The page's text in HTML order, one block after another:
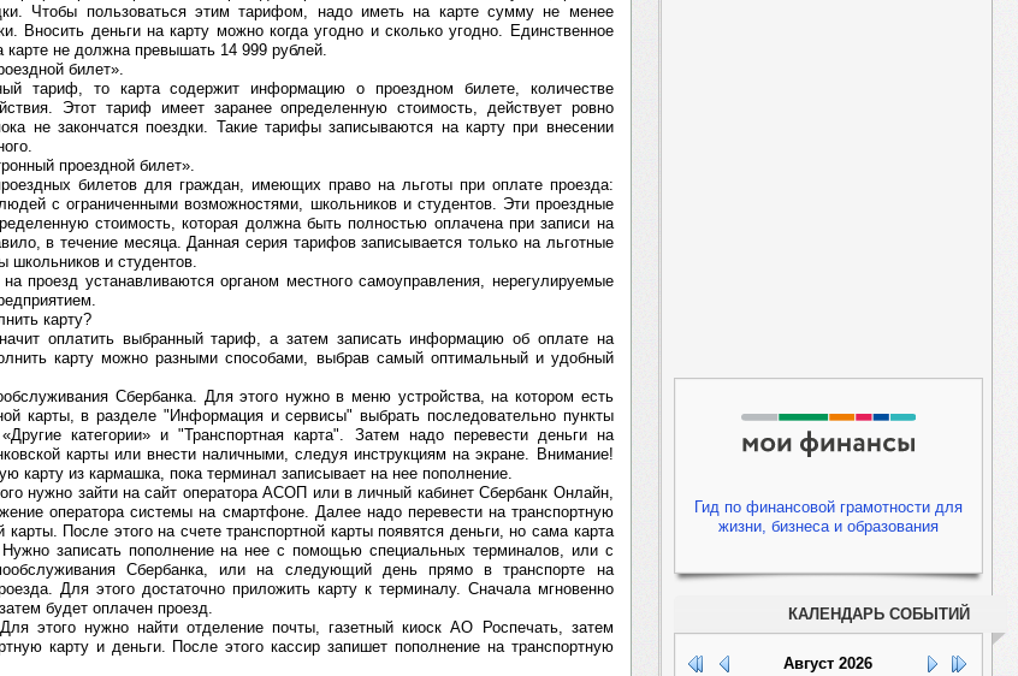
Чтобы пользоваться этим тарифом, надо иметь на карте сумму не менее
Вносить деньги на карту можно когда угодно и сколько угодно. Единственное
не должна превышать 14 999 рублей.
билет».
тариф, то карта содержит информацию о проездном билете, количестве
Этот тариф имеет заранее определенную стоимость, действует ровно
не закончатся поездки. Такие тарифы записываются на карту при внесении
проездной билет».
билетов для граждан, имеющих право на льготы при оплате проезда:
с ограниченными возможностями, школьников и студентов. Эти проездные
стоимость, которая должна быть полностью оплачена при записи на
в течение месяца. Данная серия тарифов записывается только на льготные
школьников и студентов.
проезд устанавливаются органом местного самоуправления, нерегулируемые
карту?
оплатить выбранный тариф, а затем записать информацию об оплате на
карту можно разными способами, выбрав самый оптимальный и удобный
Сбербанка. Для этого нужно в меню устройства, на котором есть
карты, в разделе "Информация и сервисы" выбрать последовательно пункты
категории» и "Транспортная карта". Затем надо перевести деньги на
карты или внести наличными, следуя инструкциям на экране. Внимание!
карту из кармашка, пока терминал записывает на нее пополнение.
нужно зайти на сайт оператора АСОП или в личный кабинет Сбербанк Онлайн,
оператора системы на смартфоне. Далее надо перевести на транспортную
карты. После этого на счете транспортной карты появятся деньги, но сама карта
записать пополнение на нее с помощью специальных терминалов, или с
Сбербанка, или на следующий день прямо в транспорте на
Для этого достаточно приложить карту к терминалу. Сначала мгновенно
будет оплачен проезд.
этого нужно найти отделение почты, газетный киоск АО Роспечать, затем
карту и деньги. После этого кассир запишет пополнение на транспортную
Гид по финансовой грамотности для
жизни, бизнеса и образования
КАЛЕНДАРЬ СОБЫТИЙ
Август 2026